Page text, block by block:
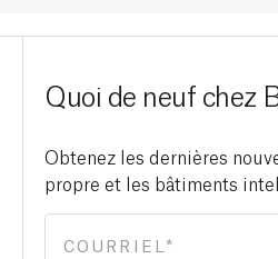
Quoi de neuf chez
Obtenez les dernières
propre et les bâtiments